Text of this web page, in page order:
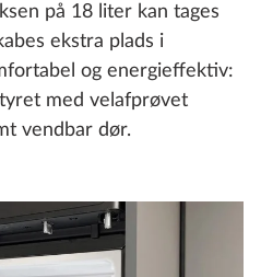
på 18 liter kan tages
ekstra plads i
og energieffektiv:
med velafprøvet
vendbar dør.